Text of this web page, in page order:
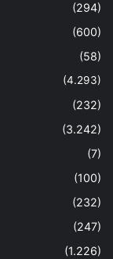
(294)
(600)
(58)
(4.293)
(232)
(3.242)
(7)
(100)
(232)
(247)
(1.226)